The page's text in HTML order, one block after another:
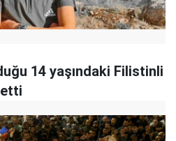
14 yaşındaki Filistinli